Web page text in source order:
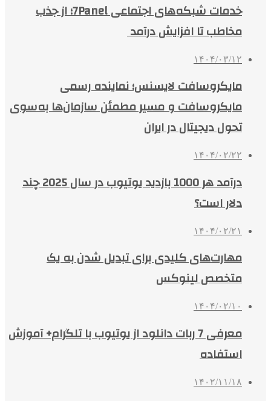
خدمات شبکه‌های اجتماعی 7Panel؛ از جذب
مخاطب تا افزایش درآمد
۱۴۰۴/۰۳/۱۲
مایکروسافت لایسنس؛ نماینده رسمی
مایکروسافت و مسیر مطمئن سازمان‌ها به‌سوی
تحول دیجیتال در ایران
۱۴۰۴/۰۲/۲۲
درآمد هر 1000 بازدید یوتیوب در سال 2025 چند
دلار است؟
۱۴۰۴/۰۲/۲۱
مهارت‌های کلیدی برای تبدیل شدن به یک
متخصص لینوکس
۱۴۰۴/۰۲/۱۰
معرفی 7 ربات دانلود از یوتیوب با تلگرام+ آموزش
استفاده
۱۴۰۲/۱۱/۱۸